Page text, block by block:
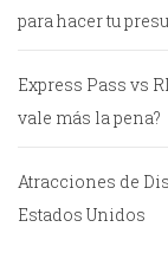
para hacer tu
Express Pass vs
vale más la pena?
Atracciones de
Estados Unidos